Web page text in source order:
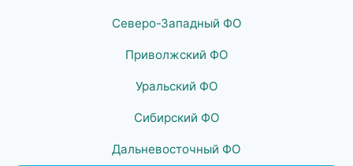
Северо-Западный ФО
Приволжский ФО
Уральский ФО
Сибирский ФО
Дальневосточный ФО